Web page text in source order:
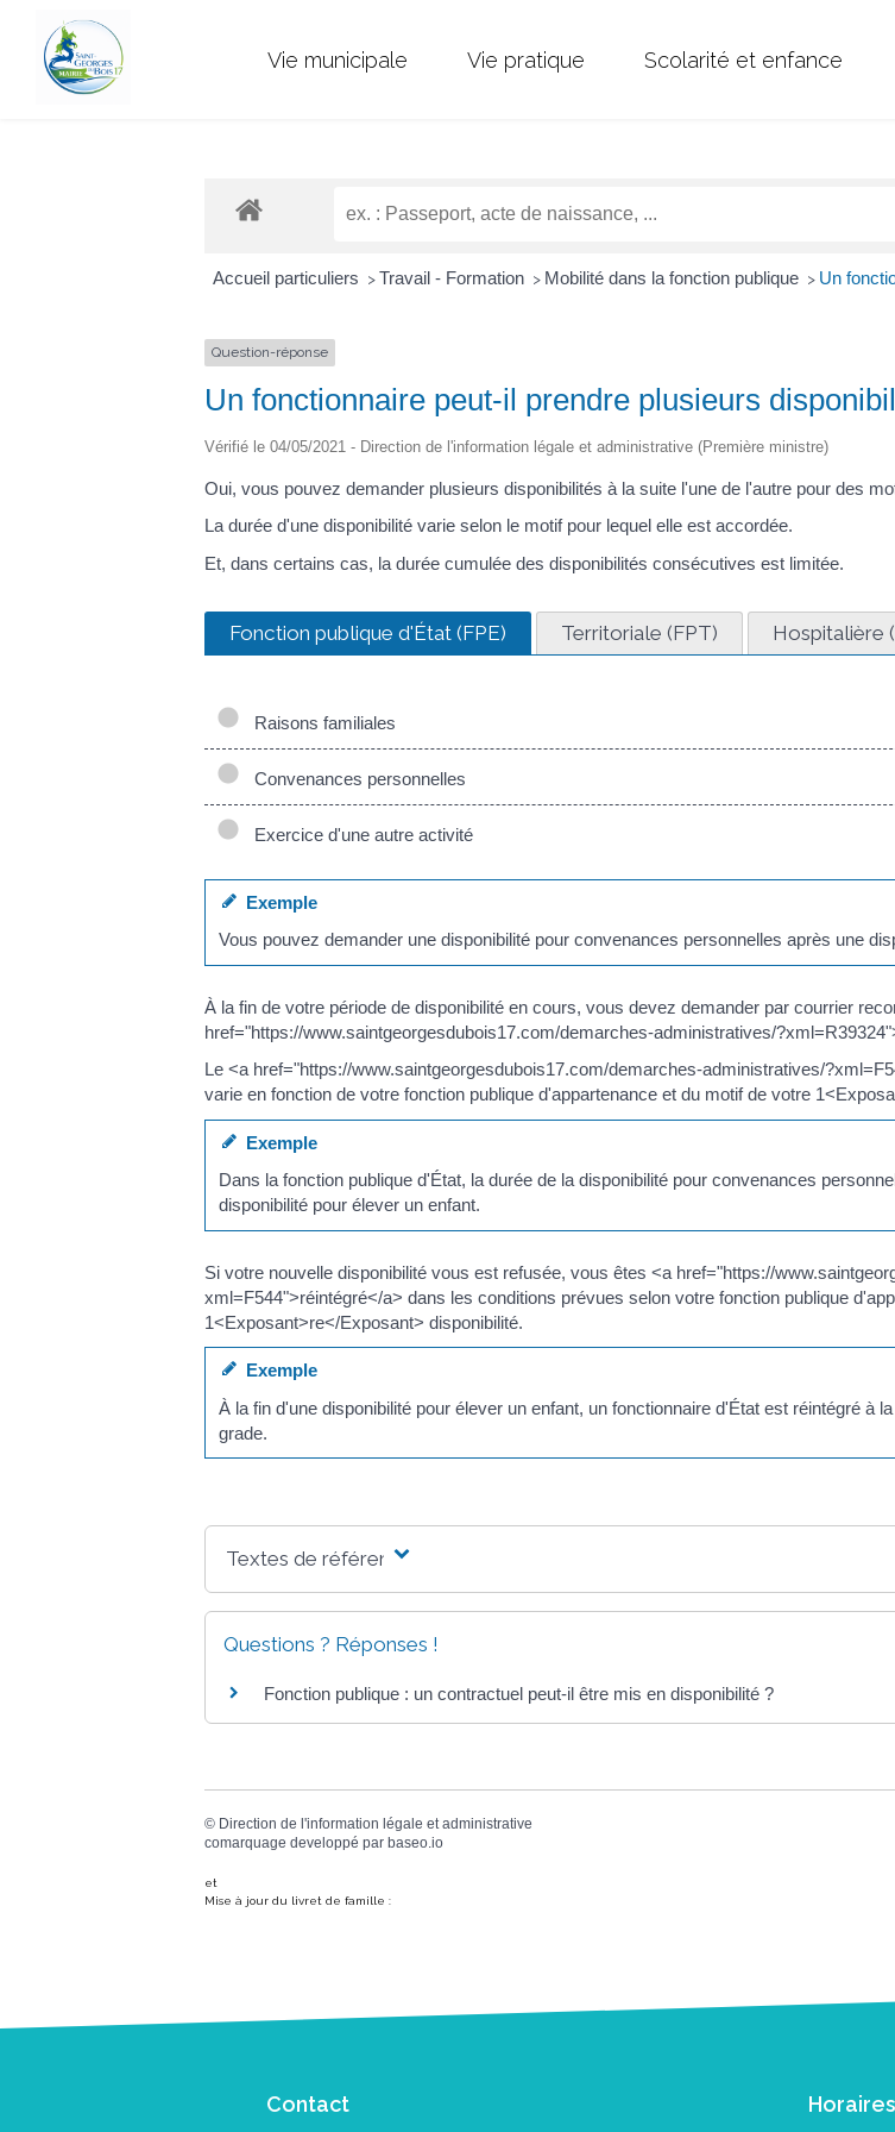
Vie municipale Vie pratique Scolarité et enfance
Accueil particuliers > Travail - Formation > Mobilité dans la fonction publique > Un
Question-réponse
Un fonctionnaire peut-il prendre plusieurs
Vérifié le 04/05/2021 - Direction de l'information légale et administrative (Première ministre)
Oui, vous pouvez demander plusieurs disponibilités à la suite l'une de l'autre pour des
La durée d'une disponibilité varie selon le motif pour lequel elle est accordée.
Et, dans certains cas, la durée cumulée des disponibilités consécutives est limitée.
Fonction publique d'État (FPE) Territoriale (FPT) Hospitalière
Raisons familiales
Convenances personnelles
Exercice d'une autre activité
Exemple
Vous pouvez demander une disponibilité pour convenances personnelles après une
À la fin de votre période de disponibilité en cours, vous devez demander par courrier
href="https://www.saintgeorgesdubois17.com/demarches-administratives/
Le <a href="https://www.saintgeorgesdubois17.com/demarches-administratives/
varie en fonction de votre fonction publique d'appartenance et du motif de votre
Exemple
Dans la fonction publique d'État, la durée de la disponibilité pour convenances
disponibilité pour élever un enfant.
Si votre nouvelle disponibilité vous est refusée, vous êtes <a href="https://
xml=F544">réintégré</a> dans les conditions prévues selon votre fonction publique
1<Exposant>re</Exposant> disponibilité.
Exemple
À la fin d'une disponibilité pour élever un enfant, un fonctionnaire d'État est réintégré
grade.
Textes de référence
Questions ? Réponses !
Fonction publique : un contractuel peut-il être mis en disponibilité ?
© Direction de l'information légale et administrative
comarquage developpé par baseo.io
et
Mise à jour du livret de famille :
Contact Horaires